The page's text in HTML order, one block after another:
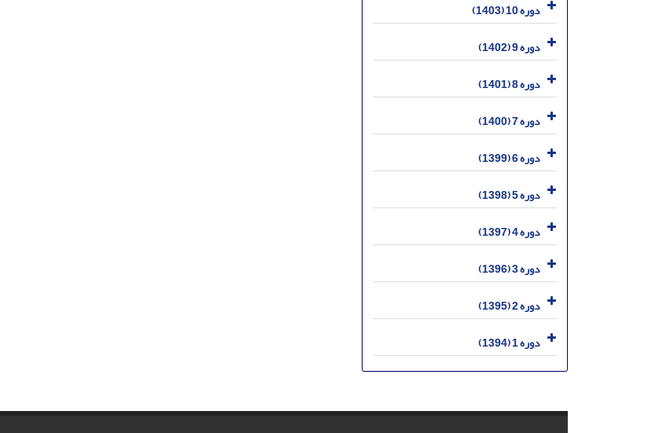
دوره 10 (1403)
دوره 9 (1402)
دوره 8 (1401)
دوره 7 (1400)
دوره 6 (1399)
دوره 5 (1398)
دوره 4 (1397)
دوره 3 (1396)
دوره 2 (1395)
دوره 1 (1394)